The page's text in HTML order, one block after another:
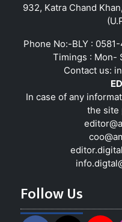
932, Katra Chand
Phone No:-BLY :
Timings : Mon-
Contact us:
In case of any
the site
Follow Us